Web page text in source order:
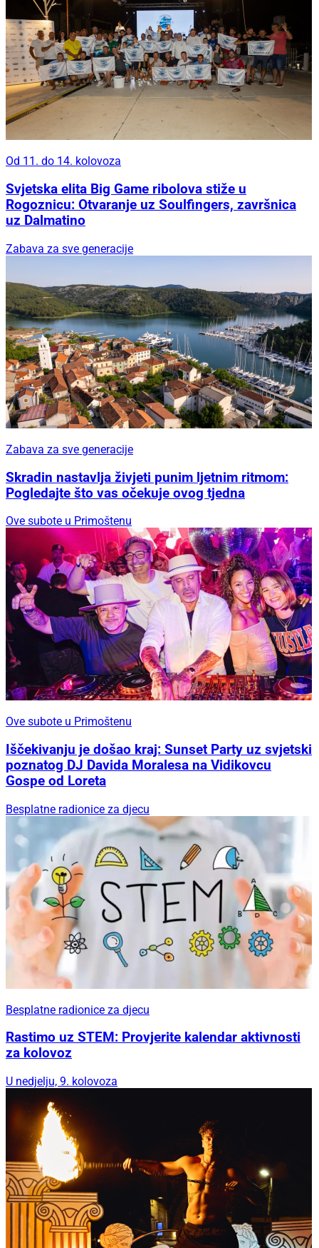
Od 11. do 14. kolovoza
Svjetska elita Big Game ribolova stiže u
Rogoznicu: Otvaranje uz Soulfingers, završnica
uz Dalmatino
Zabava za sve generacije
Zabava za sve generacije
Skradin nastavlja živjeti punim ljetnim ritmom:
Pogledajte što vas očekuje ovog tjedna
Ove subote u Primoštenu
Ove subote u Primoštenu
Iščekivanju je došao kraj: Sunset Party uz svjetski
poznatog DJ Davida Moralesa na Vidikovcu
Gospe od Loreta
Besplatne radionice za djecu
Besplatne radionice za djecu
Rastimo uz STEM: Provjerite kalendar aktivnosti
za kolovoz
U nedjelju, 9. kolovoza